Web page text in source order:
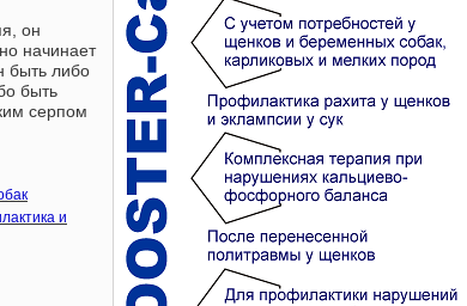
он
начинает
быть либо
быть
серпом
и